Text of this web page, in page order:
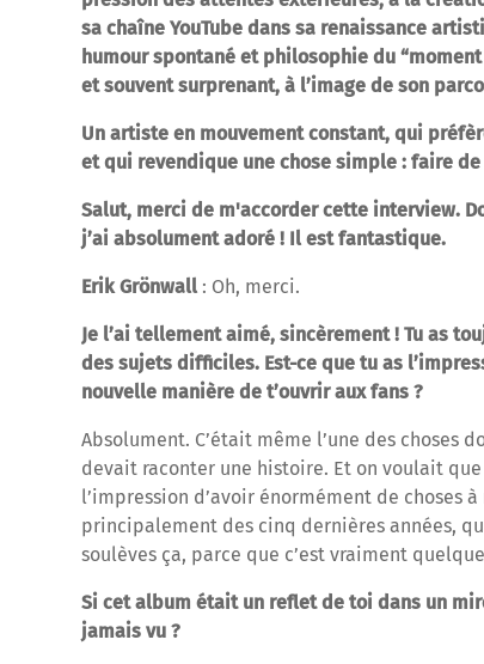
sa chaîne YouTube dans sa renaissance
humour spontané et philosophie du
et souvent surprenant, à l’image de son
Un artiste en mouvement constant, qui
et qui revendique une chose simple : faire
Salut, merci de m'accorder cette interview.
j’ai absolument adoré ! Il est fantastique.
Erik Grönwall : Oh, merci.
Je l’ai tellement aimé, sincèrement ! Tu as
des sujets difficiles. Est-ce que tu as
nouvelle manière de t’ouvrir aux fans ?
Absolument. C’était même l’une des choses
devait raconter une histoire. Et on voulait
l’impression d’avoir énormément de choses
principalement des cinq dernières années,
soulèves ça, parce que c’est vraiment
Si cet album était un reflet de toi dans un
jamais vu ?